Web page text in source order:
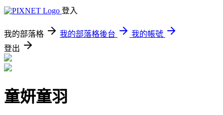
登入
我的部落格 我的部落格後台
我的帳號
登出
童妍童羽